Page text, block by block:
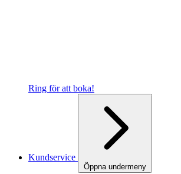
Ring för att boka!
Kundservice
Öppna undermeny